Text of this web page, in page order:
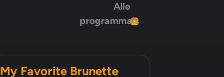
Alle
programma's
My Favorite Brunette